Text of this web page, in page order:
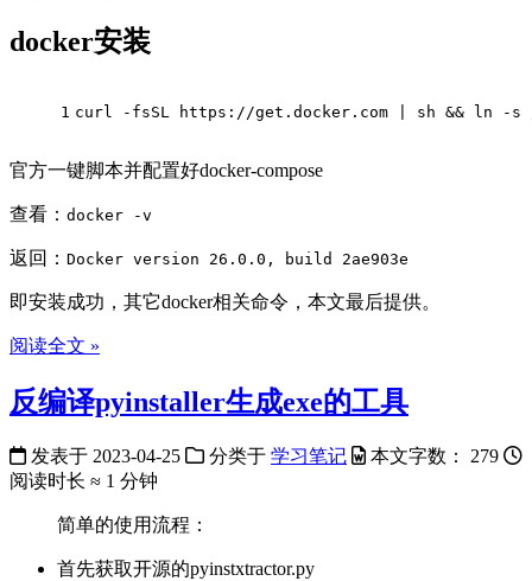
docker安装
1 curl -fsSL https://get.docker.com | sh && ln -s
官方一键脚本并配置好docker-compose
查看： docker -v
返回： Docker version 26.0.0, build 2ae903e
即安装成功，其它docker相关命令，本文最后提供。
阅读全文 »
反编译pyinstaller生成exe的工具
发表于 2023-04-25 分类于 学习笔记 本文字数：
279
阅读时长 ≈ 1 分钟
简单的使用流程：
首先获取开源的pyinstxtractor.py